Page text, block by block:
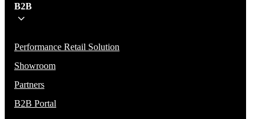
B2B
Performance Retail Solution
Showroom
Partners
B2B Portal